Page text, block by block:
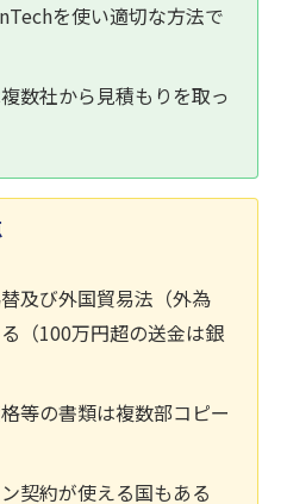
を使い適切な方法で
数社から見積もりを取っ
及び外国貿易法（外為
（100万円超の送金は銀
等の書類は複数部コピー
契約が使える国もある